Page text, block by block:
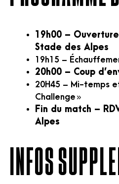
19h00 –
Stade des Alpes
19h15 –
20h00 – Coup
20H45 – Mi-temps
Challenge »
Fin du match –
Alpes
INFOS